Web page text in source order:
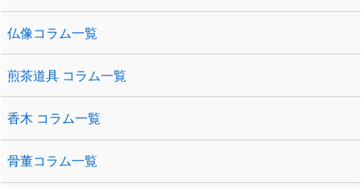
仏像コラム一覧
煎茶道具 コラム一覧
香木 コラム一覧
骨董コラム一覧